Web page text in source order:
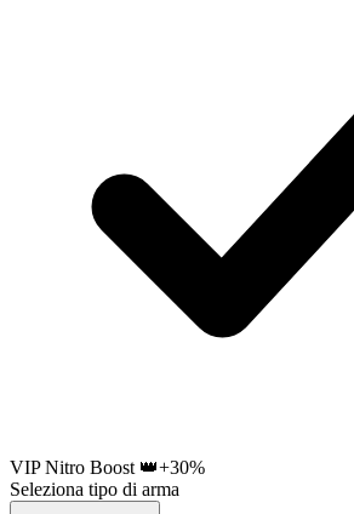
VIP Nitro Boost 👑+30%
Seleziona tipo di arma